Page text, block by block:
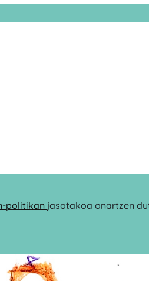
politikan jasotakoa onartzen